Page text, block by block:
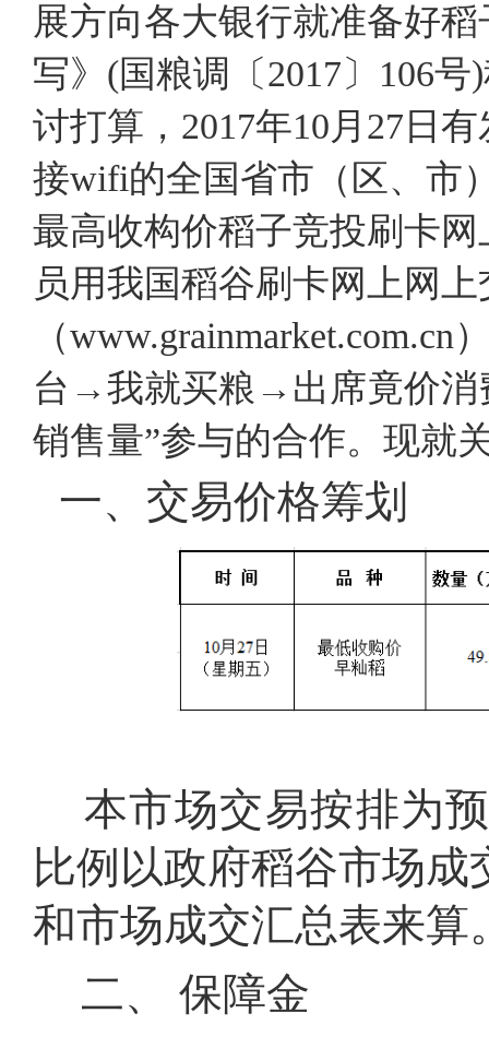
展方向各大银行就准备好
写》(国粮调〔2017〕106
讨打算，2017年10月27日
接wifi的全国省市（区、市
最高收构价稻子竞投刷卡
员用我国稻谷刷卡网上网
（
台→我就买粮→出席竟价消
销售量”参与的合作。现就
一、交易价格筹划
本市场交易按排为
比例以政府稻谷市场
和市场成交汇总表来算
二、 保障金